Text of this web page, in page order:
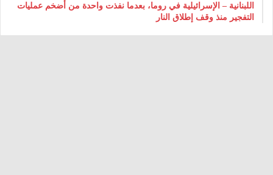
اللبنانية – الإسرائيلية في روما، بعدما نفذت واحدة من أضخم عمليات
التفجير منذ وقف إطلاق النار